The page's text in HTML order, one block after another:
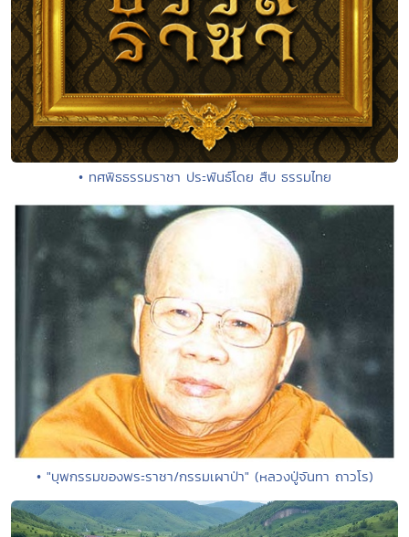
• ทศพิธธรรมราชา ประพันธ์โดย สืบ ธรรมไทย
• "บุพกรรมของพระราชา/กรรมเผาป่า" (หลวงปู่จันทา ถาวโร)